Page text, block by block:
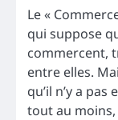
Le «
qui suppose
commercent,
entre elles.
qu’il n’y a
tout au moins,